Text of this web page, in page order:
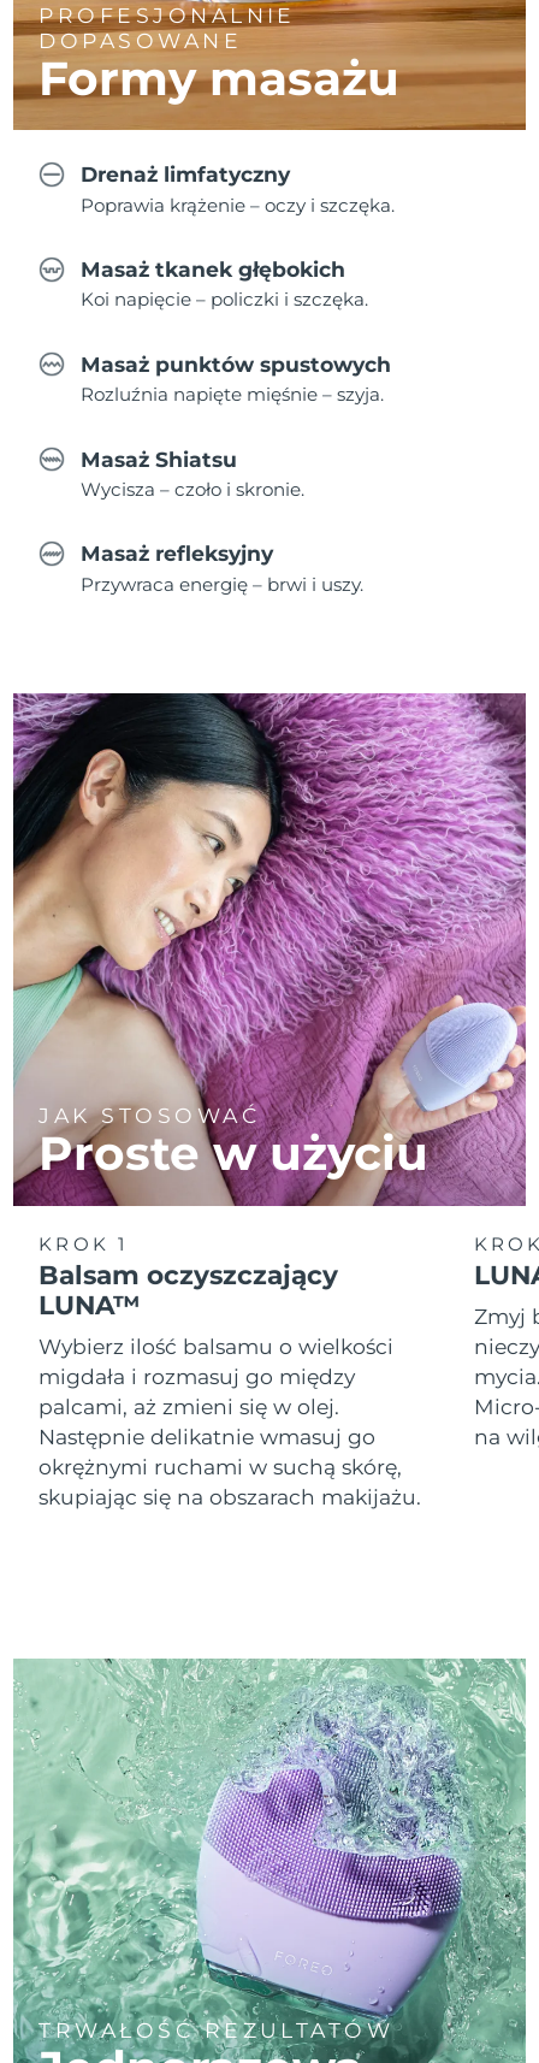
PROFESJONALNIE
DOPASOWANE
Formy masażu
Drenaż limfatyczny
Poprawia krążenie – oczy i szczęka.
Masaż tkanek głębokich
Koi napięcie – policzki i szczęka.
Masaż punktów spustowych
Rozluźnia napięte mięśnie – szyja.
Masaż Shiatsu
Wycisza – czoło i skronie.
Masaż refleksyjny
Przywraca energię – brwi i uszy.
JAK STOSOWAĆ
Proste w użyciu
KROK 1
Balsam oczyszczający
LUNA™
Wybierz ilość balsamu o wielkości
migdała i rozmasuj go między
palcami, aż zmieni się w olej.
Następnie delikatnie wmasuj go
okrężnymi ruchami w suchą skórę,
skupiając się na obszarach makijażu.
Zmyj
na
TRWAŁOŚĆ REZULTATÓW